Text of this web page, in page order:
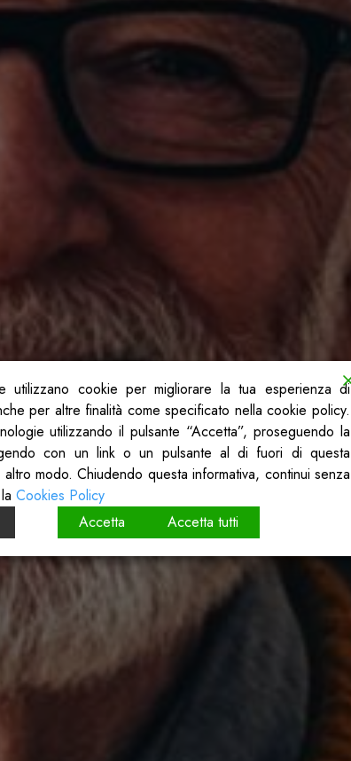
utilizzano cookie per migliorare la tua esperienza di
per altre finalità come specificato nella cookie policy.
utilizzando il pulsante “Accetta”, proseguendo la
con un link o un pulsante al di fuori di questa
modo. Chiudendo questa informativa, continui senza
Cookies Policy
Accetta Accetta tutti